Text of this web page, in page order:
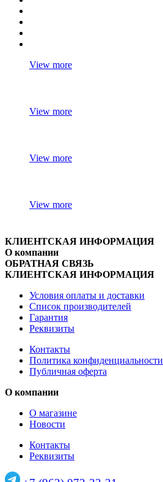
View more
View more
View more
View more
КЛИЕНТСКАЯ ИНФОРМАЦИЯ
О компании
ОБРАТНАЯ СВЯЗЬ
КЛИЕНТСКАЯ ИНФОРМАЦИЯ
Условия оплаты и доставки
Список производителей
Гарантия
Реквизиты
Контакты
Политика конфиденциальности
Публичная оферта
О компании
О магазине
Новости
Контакты
Реквизиты